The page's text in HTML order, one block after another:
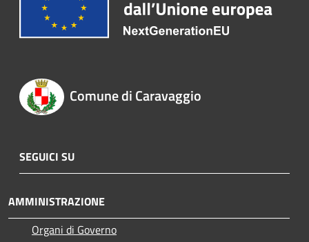
Comune di Caravaggio
SEGUICI SU
AMMINISTRAZIONE
Organi di Governo